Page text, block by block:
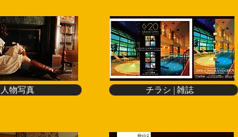
人物写真 チラシ | 雑誌